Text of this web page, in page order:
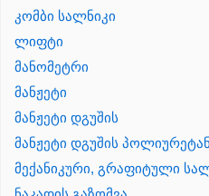
კომბი სალნიკი
ლიფტი
მანომეტრი
მანჟეტი
მანჟეტი დგუშის
მანჟეტი დგუშის
მექანიკური, გრაფიტული